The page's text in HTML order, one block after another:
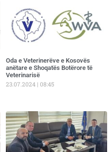
Oda e Veterinerëve e Kosovës
anëtare e Shoqatës Botërore të
Veterinarisë
23.07.2024 08:45